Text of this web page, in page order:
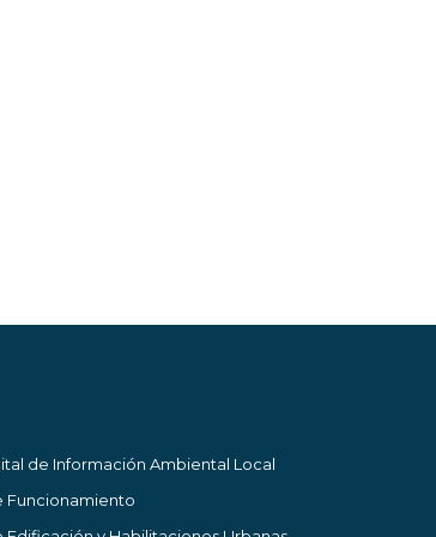
de Información Ambiental Local
Funcionamiento